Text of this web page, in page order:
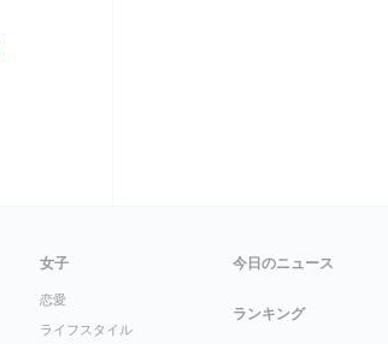
女子
恋愛
ライフスタイル
今日のニュース
ランキング